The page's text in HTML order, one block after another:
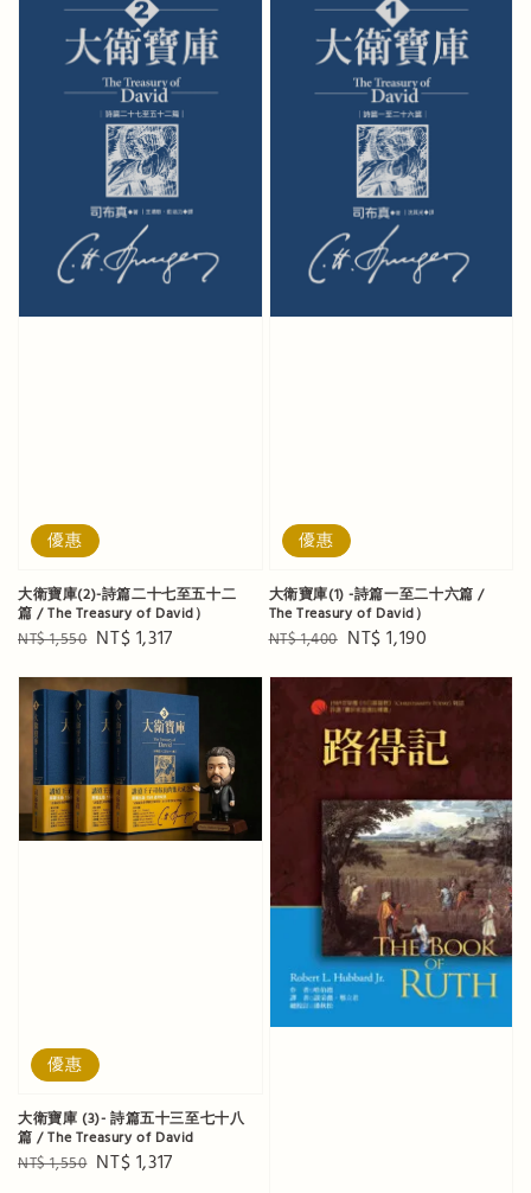
優惠
大衛寶庫(2)-詩篇二十七至五十二
篇 / The Treasury of David）
Regular
NT$ 1,550 Sale
NT$ 1,317
優惠
大衛寶庫(1) -詩篇一至二十六篇 /
The Treasury of David）
Regular
NT$ 1,400 Sale
NT$ 1,190
優惠
大衛寶庫 (3)- 詩篇五十三至七十八
篇 / The Treasury of David
Regular
NT$ 1,550 Sale
NT$ 1,317